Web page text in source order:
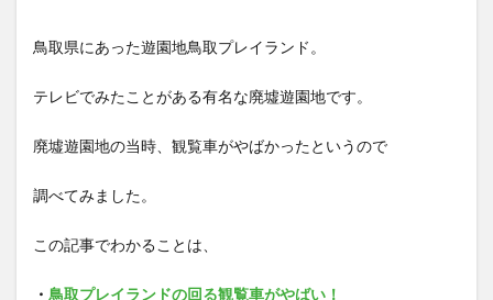
鳥取県にあった遊園地鳥取プレイランド。
テレビでみたことがある有名な廃墟遊園地です。
廃墟遊園地の当時、観覧車がやばかったというので
調べてみました。
この記事でわかることは、
・ 鳥取プレイランドの回る観覧車がやばい！